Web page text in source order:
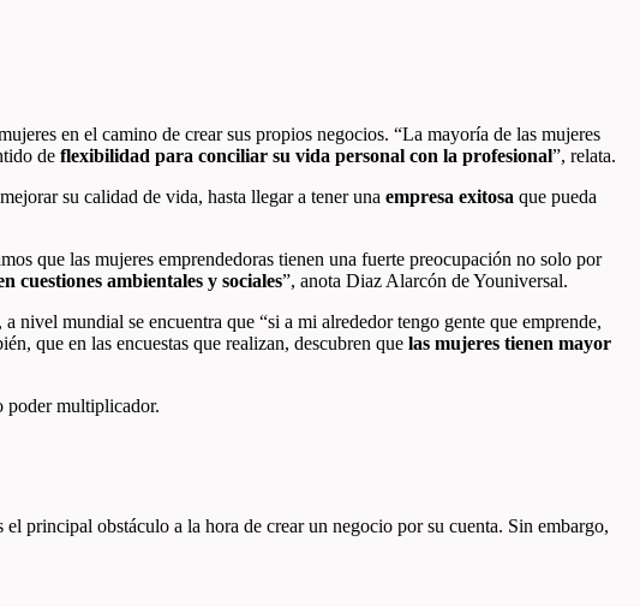
en el camino de crear sus propios negocios. “La mayoría de las mujeres
de flexibilidad para conciliar su vida personal con la profesional”, relata.
su calidad de vida, hasta llegar a tener una empresa exitosa que pueda
que las mujeres emprendedoras tienen una fuerte preocupación no solo por
cuestiones ambientales y sociales”, anota Diaz Alarcón de Youniversal.
nivel mundial se encuentra que “si a mi alrededor tengo gente que emprende,
que en las encuestas que realizan, descubren que las mujeres tienen mayor
poder multiplicador.
el principal obstáculo a la hora de crear un negocio por su cuenta. Sin embargo,